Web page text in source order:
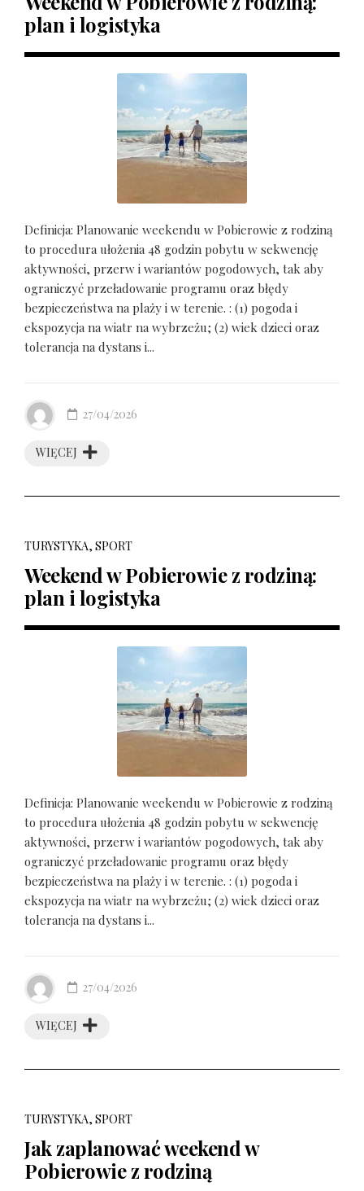
plan i logistyka
Definicja: Planowanie weekendu w Pobierowie z rodziną
to procedura ułożenia 48 godzin pobytu w sekwencję
aktywności, przerw i wariantów pogodowych, tak aby
ograniczyć przeładowanie programu oraz błędy
bezpieczeństwa na plaży i w terenie. : (1) pogoda i
ekspozycja na wiatr na wybrzeżu; (2) wiek dzieci oraz
tolerancja na dystans i...
WIĘCEJ
27/04/2026
TURYSTYKA, SPORT
Weekend w Pobierowie z rodziną:
plan i logistyka
Definicja: Planowanie weekendu w Pobierowie z rodziną
to procedura ułożenia 48 godzin pobytu w sekwencję
aktywności, przerw i wariantów pogodowych, tak aby
ograniczyć przeładowanie programu oraz błędy
bezpieczeństwa na plaży i w terenie. : (1) pogoda i
ekspozycja na wiatr na wybrzeżu; (2) wiek dzieci oraz
tolerancja na dystans i...
WIĘCEJ
27/04/2026
TURYSTYKA, SPORT
Jak zaplanować weekend w
Pobierowie z rodziną